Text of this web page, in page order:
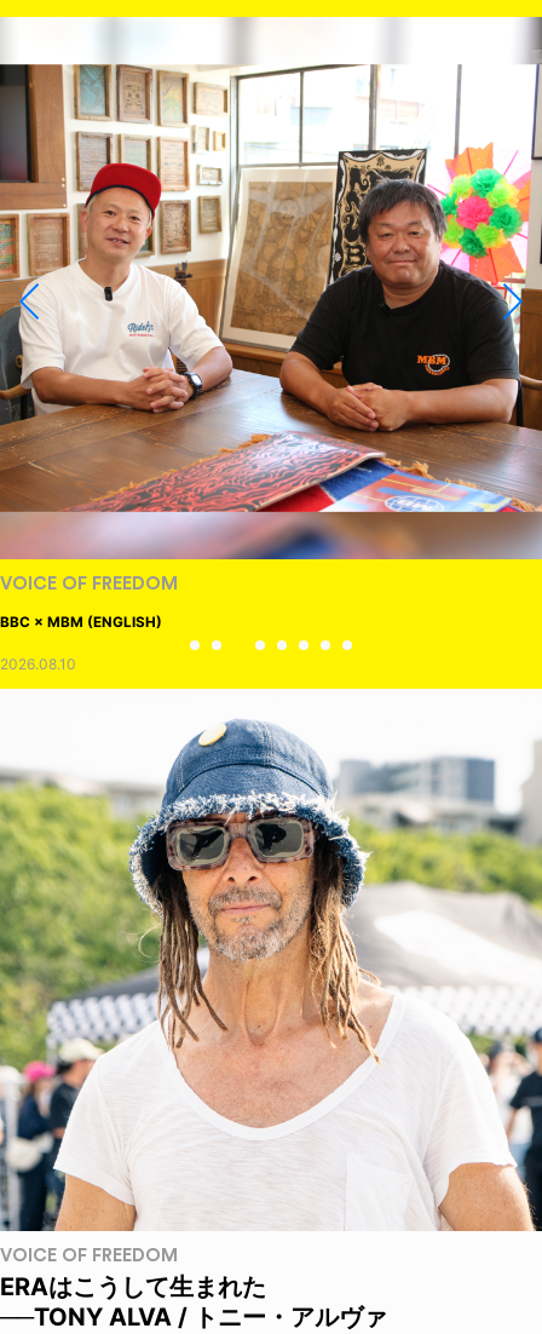
VOICE OF FREEDOM
BBC × MBM (ENGLISH)
2026.08.10
VOICE OF FREEDOM
ERAはこうして生まれた
──TONY ALVA / トニー・アルヴァ